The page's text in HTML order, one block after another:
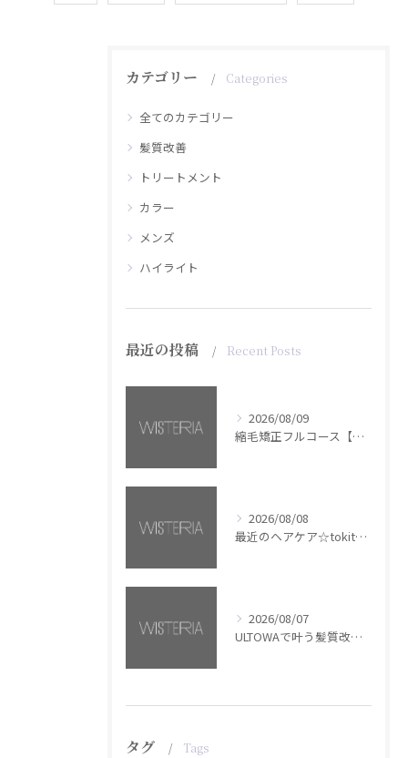
カテゴリー Categories
全てのカテゴリー
髪質改善
トリートメント
カラー
メンズ
ハイライト
最近の投稿 Recent Posts
2026/08/09
縮毛矯正フルコース【銀座・美容室WISTERIA】
2026/08/08
最近のヘアケア☆tokita【銀座・美容室WISTERIA】
2026/08/07
ULTOWAで叶う髪質改善美髪カラー【銀座・美容室WISTERIA】
タグ Tags